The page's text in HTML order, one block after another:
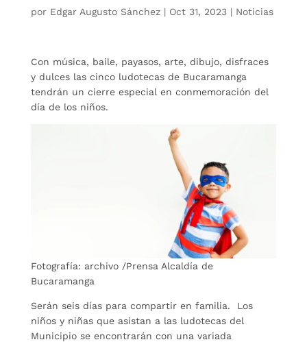
por Edgar Augusto Sánchez| Oct 31, 2023| Noticias
Con música, baile, payasos, arte, dibujo, disfraces
y dulces las cinco ludotecas de Bucaramanga
tendrán un cierre especial en conmemoración del
día de los niños.
Fotografía: archivo /Prensa Alcaldía de
Bucaramanga
Serán seis días para compartir en familia. Los
niños y niñas que asistan a las ludotecas del
Municipio se encontrarán con una variada